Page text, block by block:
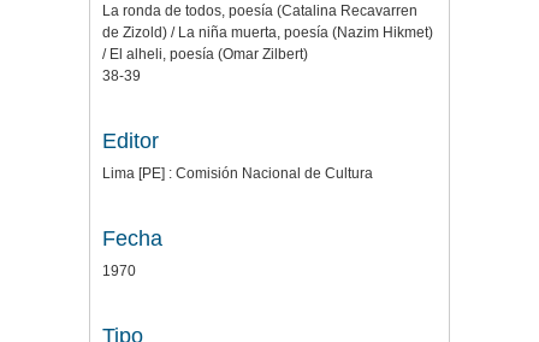
La ronda de todos, poesía (Catalina Recavarren
de Zizold) / La niña muerta, poesía (Nazim Hikmet)
/ El alheli, poesía (Omar Zilbert)
38-39
Editor
Lima [PE] : Comisión Nacional de Cultura
Fecha
1970
Tipo